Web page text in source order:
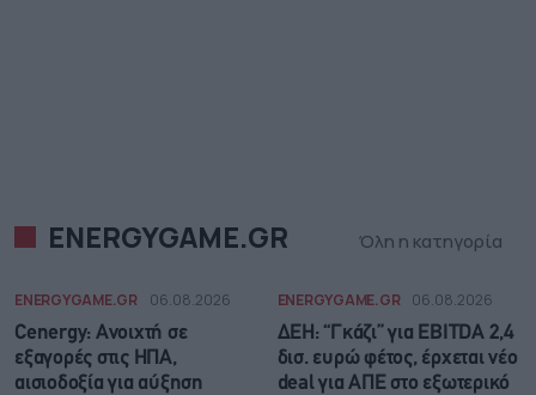
ENERGYGAME.GR Όλη η κατηγορία
ENERGYGAME.GR 06.08.2026
Cenergy: Ανοιχτή σε
εξαγορές στις ΗΠΑ,
αισιοδοξία για αύξηση
ENERGYGAME.GR 06.08.2026
ΔΕΗ: “Γκάζι” για EBITDA 2,4
δισ. ευρώ φέτος, έρχεται νέο
deal για ΑΠΕ στο εξωτερικό